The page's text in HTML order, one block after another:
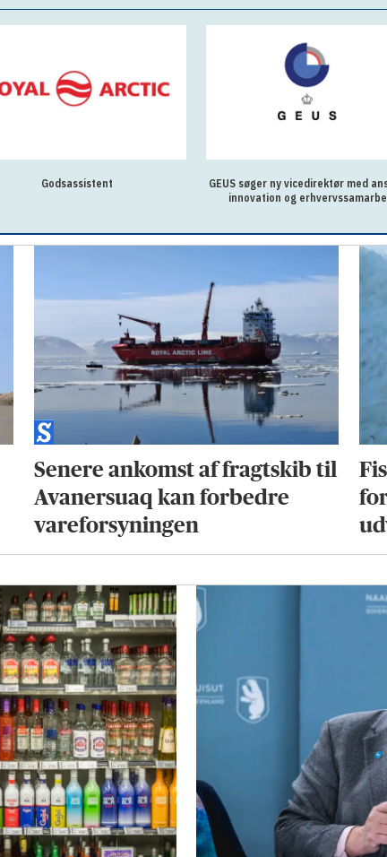
GEUS søger ny vicedirektør med ansvar for
innovation og erhvervssamarbejde
Genopslag -
Palleq i
Senere ankomst af fragtskib til
Avanersuaq kan forbedre
vareforsyningen